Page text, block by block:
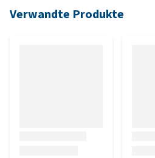
Verwandte Produkte